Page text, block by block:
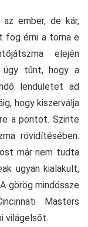
ember, de kár,
fog érni a torna e
elején
úgy tűnt, hogy a
lendületet ad
hogy kiszerválja
a pontot. Szinte
rövidítésében:
már nem tudta
ugyan kialakult,
görög mindössze
Masters
világelsőt.